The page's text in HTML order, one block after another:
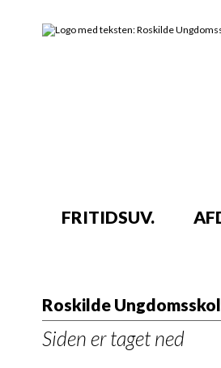
FRITIDSUV.
Roskilde
Siden er taget ned